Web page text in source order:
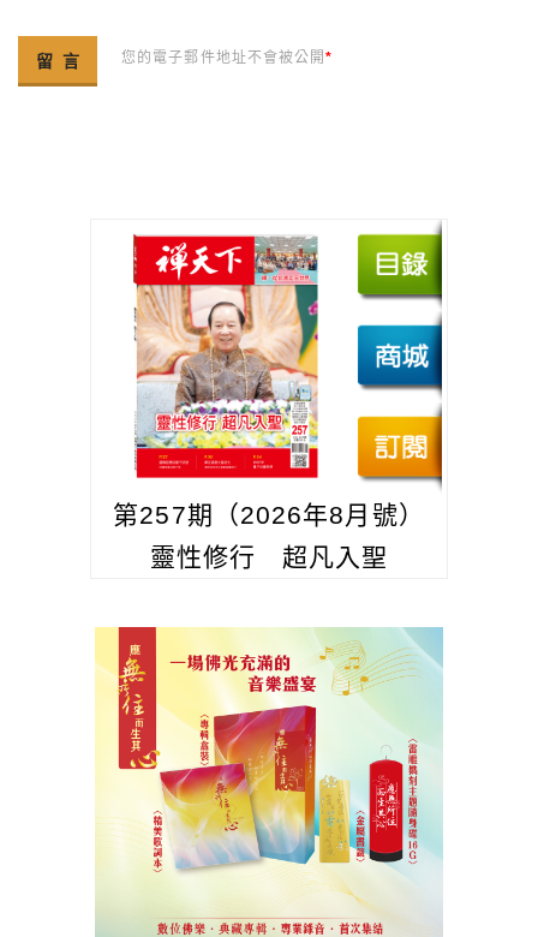
您的電子郵件地址不會被公開*
第257期（2026年8月號）
靈性修行 超凡入聖